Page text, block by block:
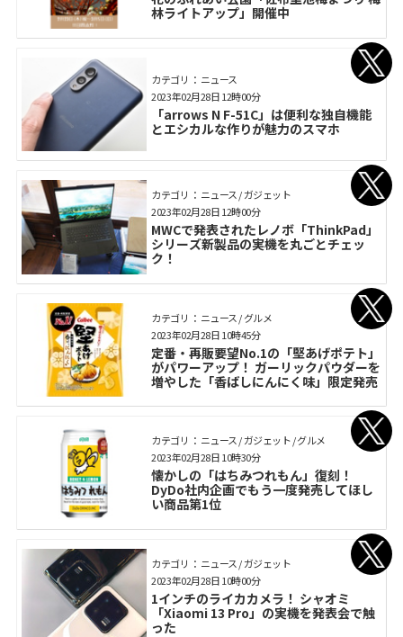
林ライトアップ」開催中
カテゴリ： ニュース
「arrows N F-51C」は便利な独自機能
とエシカルな作りが魅力のスマホ
2023年02月28日 12時00分
カテゴリ： ニュース / ガジェット
MWCで発表されたレノボ「ThinkPad」
シリーズ新製品の実機を丸ごとチェッ
ク！
2023年02月28日 12時00分
カテゴリ： ニュース / グルメ
定番・再販要望No.1の「堅あげポテト」
がパワーアップ！ ガーリックパウダーを
増やした「香ばしにんにく味」限定発売
2023年02月28日 10時45分
カテゴリ： ニュース / ガジェット / グルメ
懐かしの「はちみつれもん」復刻！
DyDo社内企画でもう一度発売してほし
い商品第1位
2023年02月28日 10時30分
カテゴリ： ニュース / ガジェット
1インチのライカカメラ！ シャオミ
「Xiaomi 13 Pro」の実機を発表会で触
った
2023年02月28日 10時00分